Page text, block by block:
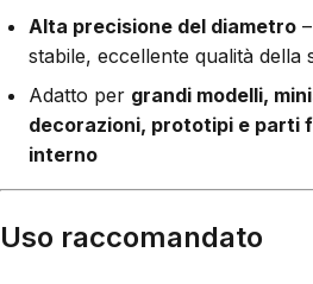
Alta precisione del diametro
stabile, eccellente qualità della
Adatto per grandi modelli,
decorazioni, prototipi e parti
interno
Uso raccomandato